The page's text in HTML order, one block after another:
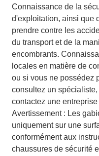
Connaissance de la
d'exploitation, ainsi que
prendre contre les
du transport et de la
encombrants.
locales en matière de
ou si vous ne possédez
consultez un
contactez une
Avertissement : Les
uniquement sur une
conformément aux
chaussures de sécurité